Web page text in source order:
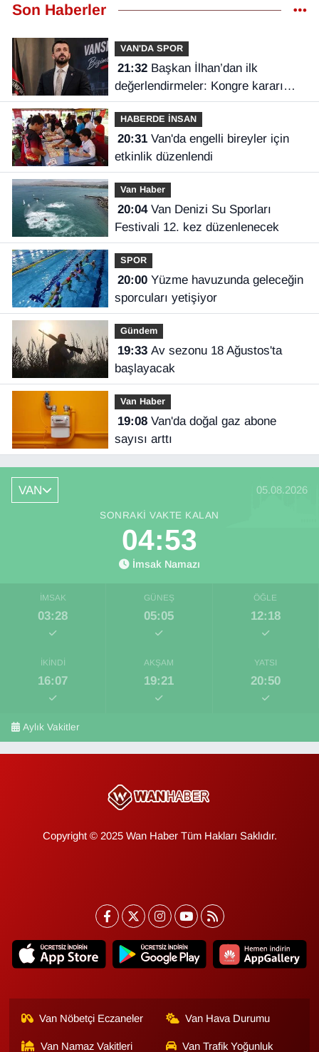
Son Haberler
VAN'DA SPOR
21:32Başkan İlhan’dan ilk
değerlendirmeler: Kongre kararı
Vanspor’u uçuruma sürükleyebilirdi!
HABERDE İNSAN
20:31Van'da engelli bireyler için
etkinlik düzenlendi
Van Haber
20:04Van Denizi Su Sporları
Festivali 12. kez düzenlenecek
SPOR
20:00Yüzme havuzunda geleceğin
sporcuları yetişiyor
Gündem
19:33Av sezonu 18 Ağustos'ta
başlayacak
Van Haber
19:08Van'da doğal gaz abone
sayısı arttı
VAN 05.08.2026
SONRAKI VAKTE KALAN
04:52
İmsak Namazı
İMSAK
03:28
GÜNEŞ
05:05
ÖĞLE
12:18
İKINDI
16:07
AKŞAM
19:21
YATSI
20:50
Aylık Vakitler
Copyright © 2025 Wan Haber Tüm Hakları Saklıdır.
Van Nöbetçi Eczaneler Van Hava Durumu
Van Namaz Vakitleri Van Trafik Yoğunluk